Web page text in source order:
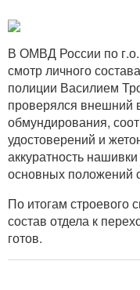
В ОМВД России по
смотр личного
полиции Василием
проверялся внешний
обмундирования,
удостоверений и
аккуратность
основных положений
По итогам строевого
состав отдела к
готов.